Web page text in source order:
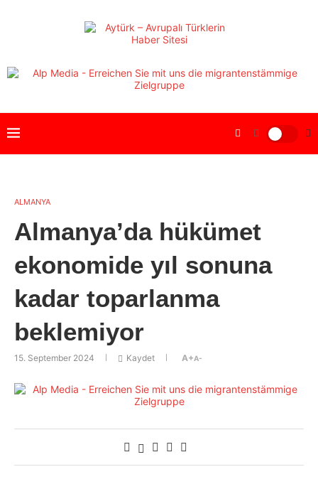
ALMANYA
Almanya’da hükümet
ekonomide yıl sonuna
kadar toparlanma
beklemiyor
15. September 2024 Kaydet A+A-